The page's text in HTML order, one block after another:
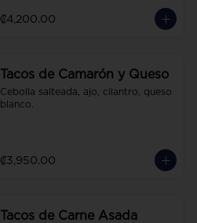
₡4,200.00
Tacos de Camarón y Queso
Cebolla salteada, ajo, cilantro, queso
blanco.
₡3,950.00
Tacos de Carne Asada